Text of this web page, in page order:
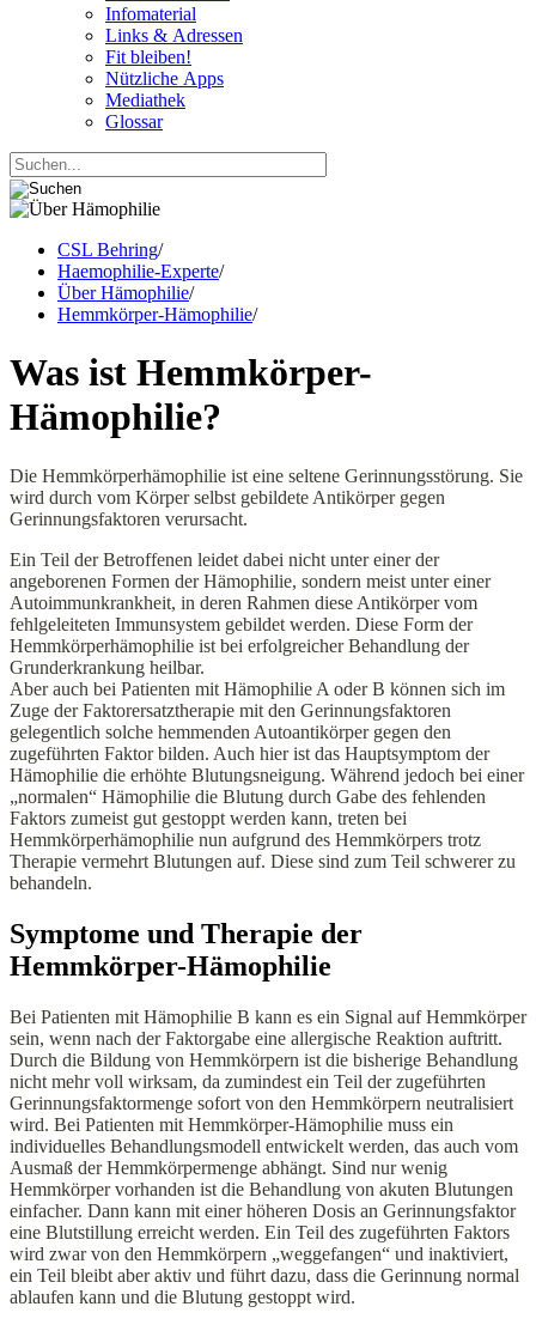
Infomaterial
Links & Adressen
Fit bleiben!
Nützliche Apps
Mediathek
Glossar
CSL Behring/
Haemophilie-Experte/
Über Hämophilie/
Hemmkörper-Hämophilie/
Was ist Hemmkörper-
Hämophilie?
Die Hemmkörperhämophilie ist eine seltene Gerinnungsstörung. Sie
wird durch vom Körper selbst gebildete Antikörper gegen
Gerinnungsfaktoren verursacht.
Ein Teil der Betroffenen leidet dabei nicht unter einer der
angeborenen Formen der Hämophilie, sondern meist unter einer
Autoimmunkrankheit, in deren Rahmen diese Antikörper vom
fehlgeleiteten Immunsystem gebildet werden. Diese Form der
Hemmkörperhämophilie ist bei erfolgreicher Behandlung der
Grunderkrankung heilbar.
Aber auch bei Patienten mit Hämophilie A oder B können sich im
Zuge der Faktorersatztherapie mit den Gerinnungsfaktoren
gelegentlich solche hemmenden Autoantikörper gegen den
zugeführten Faktor bilden. Auch hier ist das Hauptsymptom der
Hämophilie die erhöhte Blutungsneigung. Während jedoch bei einer
„normalen“ Hämophilie die Blutung durch Gabe des fehlenden
Faktors zumeist gut gestoppt werden kann, treten bei
Hemmkörperhämophilie nun aufgrund des Hemmkörpers trotz
Therapie vermehrt Blutungen auf. Diese sind zum Teil schwerer zu
behandeln.
Symptome und Therapie der
Hemmkörper-Hämophilie
Bei Patienten mit Hämophilie B kann es ein Signal auf Hemmkörper
sein, wenn nach der Faktorgabe eine allergische Reaktion auftritt.
Durch die Bildung von Hemmkörpern ist die bisherige Behandlung
nicht mehr voll wirksam, da zumindest ein Teil der zugeführten
Gerinnungsfaktormenge sofort von den Hemmkörpern neutralisiert
wird. Bei Patienten mit Hemmkörper-Hämophilie muss ein
individuelles Behandlungsmodell entwickelt werden, das auch vom
Ausmaß der Hemmkörpermenge abhängt. Sind nur wenig
Hemmkörper vorhanden ist die Behandlung von akuten Blutungen
einfacher. Dann kann mit einer höheren Dosis an Gerinnungsfaktor
eine Blutstillung erreicht werden. Ein Teil des zugeführten Faktors
wird zwar von den Hemmkörpern „weggefangen“ und inaktiviert,
ein Teil bleibt aber aktiv und führt dazu, dass die Gerinnung normal
ablaufen kann und die Blutung gestoppt wird.